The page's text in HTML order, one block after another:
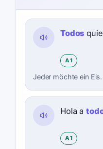
Todos
A1
Jeder möchte ein Eis.
Hola a
A1